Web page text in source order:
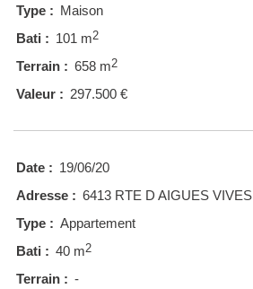
Type : Maison
Bati : 101 m2
Terrain : 658 m2
Valeur : 297.500 €
Date : 19/06/20
Adresse : 6413 RTE D AIGUES VIVES
Type : Appartement
Bati : 40 m2
Terrain : -